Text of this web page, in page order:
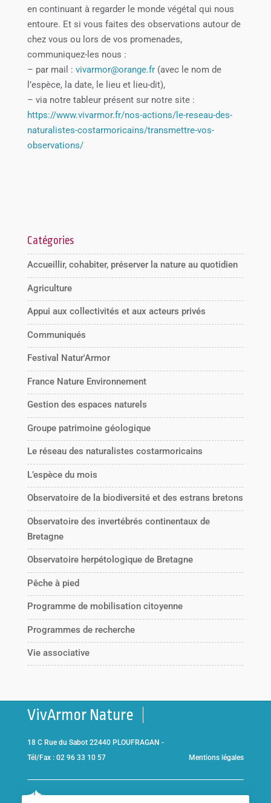
en continuant à regarder le monde végétal qui nous
entoure. Et si vous faites des observations autour de
chez vous ou lors de vos promenades,
communiquez-les nous :
– par mail : vivarmor@orange.fr(avec le nom de
l’espèce, la date, le lieu et lieu-dit),
– via notre tableur présent sur notre site :
https://www.vivarmor.fr/nos-actions/le-reseau-des-
naturalistes-costarmoricains/transmettre-vos-
observations/
Catégories
Accueillir, cohabiter, préserver la nature au quotidien
Agriculture
Appui aux collectivités et aux acteurs privés
Communiqués
Festival Natur'Armor
France Nature Environnement
Gestion des espaces naturels
Groupe patrimoine géologique
Le réseau des naturalistes costarmoricains
L’espèce du mois
Observatoire de la biodiversité et des estrans bretons
Observatoire des invertébrés continentaux de
Bretagne
Observatoire herpétologique de Bretagne
Pêche à pied
Programme de mobilisation citoyenne
Programmes de recherche
Vie associative
VivArmor Nature
18 C Rue du Sabot 22440 PLOUFRAGAN -
Tél/Fax : 02 96 33 10 57
Mentions légales